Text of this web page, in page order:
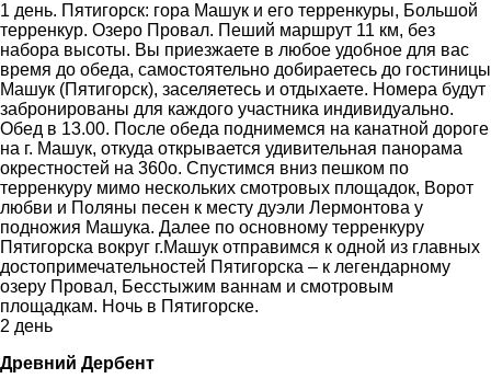
1 день. Пятигорск: гора Машук и его терренкуры, Большой
терренкур. Озеро Провал. Пеший маршрут 11 км, без
набора высоты. Вы приезжаете в любое удобное для вас
время до обеда, самостоятельно добираетесь до гостиницы
Машук (Пятигорск), заселяетесь и отдыхаете. Номера будут
забронированы для каждого участника индивидуально.
Обед в 13.00. После обеда поднимемся на канатной дороге
на г. Машук, откуда открывается удивительная панорама
окрестностей на 360о. Спустимся вниз пешком по
терренкуру мимо нескольких смотровых площадок, Ворот
любви и Поляны песен к месту дуэли Лермонтова у
подножия Машука. Далее по основному терренкуру
Пятигорска вокруг г.Машук отправимся к одной из главных
достопримечательностей Пятигорска – к легендарному
озеру Провал, Бесстыжим ваннам и смотровым
площадкам. Ночь в Пятигорске.
2 день
Древний Дербент